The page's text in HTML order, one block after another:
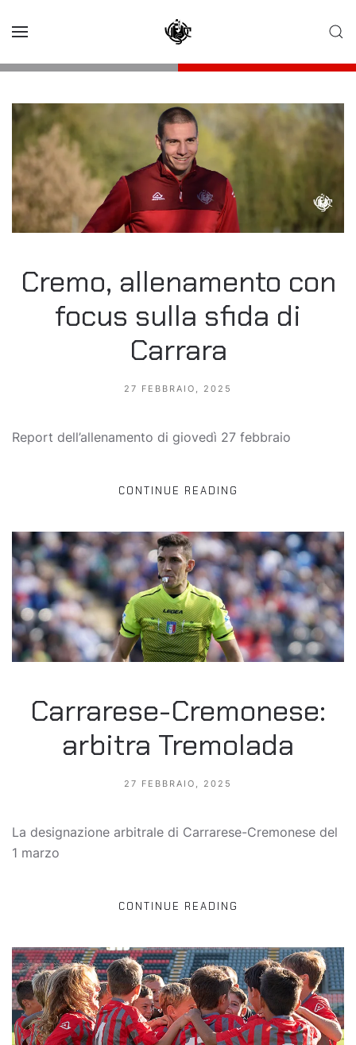
Cremo, allenamento con
focus sulla sfida di
Carrara
27 FEBBRAIO, 2025
Report dell’allenamento di giovedì 27 febbraio
CONTINUE READING
Carrarese-Cremonese:
arbitra Tremolada
27 FEBBRAIO, 2025
La designazione arbitrale di Carrarese-Cremonese del
1 marzo
CONTINUE READING